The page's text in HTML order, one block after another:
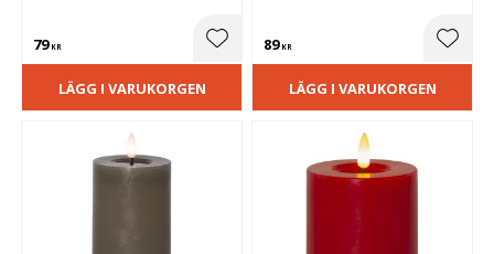
79KR Lägg till i favoriter
LÄGG I VARUKORGEN
89KR
LÄGG I VARUKORGEN